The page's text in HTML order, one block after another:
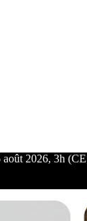
août 2026, 3h